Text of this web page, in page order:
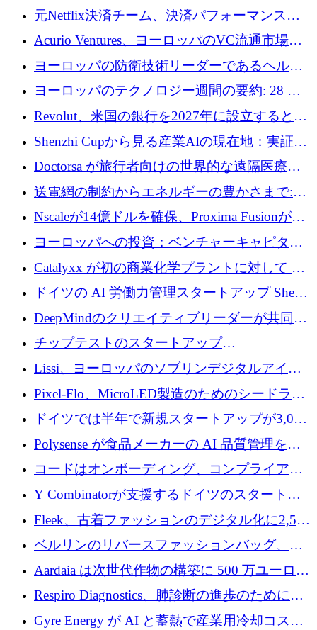
適化プラットフォームを拡張するために 600
万ユーロを調達
元Netflix決済チーム、決済パフォーマンスプ
ラットフォームNopanのためにこれまでに720
万ユーロを調達
Acurio Ventures、ヨーロッパのVC流通市場の
流動性を解放するために1億1,500万ユーロの
ファンドを立ち上げる
ヨーロッパの防衛技術リーダーであるヘルシ
ングは、180億ドルの評価額で18億ドルのシリ
ヨーロッパのテクノロジー週間の要約: 28 億
ユーロを超える 70 以上のテクノロジー資金調
Revolut、米国の銀行を2027年に設立すると米
国の社長が語る
Shenzhi Cupから見る産業AIの現在地：実証と
産業実装への道筋
Doctorsa が旅行者向けの世界的な遠隔医療プ
ラットフォームを拡大するために 100 万ユー
ロを調達
送電網の制約からエネルギーの豊かさまで:
Envision の Gobi X がヨーロッパの AI の未来
Nscaleが14億ドルを確保、Proxima Fusionが4
億1,100万ユーロを獲得、Invest EuropeはVCの
ヨーロッパへの投資：ベンチャーキャピタル
が過去2番目に高い水準に到達
Catalyxx が初の商業化学プラントに対して EU
から 2,000 万ユーロ以上の支援を獲得
ドイツの AI 労働力管理スタートアップ Sherpa
がプレシードで 220 万ドルを調達
DeepMindのクリエイティブリーダーが共同設
立したAIライティングのスタートアップが
1,300万ドルのシード投資を調達
チップテストのスタートアップ
QuantumDiamondsが株式資金で1,500万ユーロ
を調達
Lissi、ヨーロッパのソブリンデジタルアイデ
ンティティの未来を推進するために350万ユー
ロを調達
Pixel-Flo、MicroLED製造のためのシードラウ
ンドで525万ポンドを獲得
ドイツでは半年で新規スタートアップが3,000
社という記録を目の当たりにし、涙を流すハ
ンブルク
Polysense が食品メーカーの AI 品質管理を拡
張するために 1,070 万ドルを調達
コードはオンボーディング、コンプライアン
ス、支払いを統合するために 640 万ポンドを
Y Combinatorが支援するドイツのスタートア
ップFintoが340万ドルを調達、シリコンバレ
ーではなくミュンヘンを選んだと語る
Fleek、古着ファッションのデジタル化に2,500
万ドルを確保
ベルリンのリバースファッションバッグ、繊
維仕分け規模拡大に7桁の資金調達
Aardaia は次世代作物の構築に 500 万ユーロを
寄付
Respiro Diagnostics、肺診断の進歩のために
100 万ポンドを確保
Gyre Energy が AI と蓄熱で産業用冷却コスト